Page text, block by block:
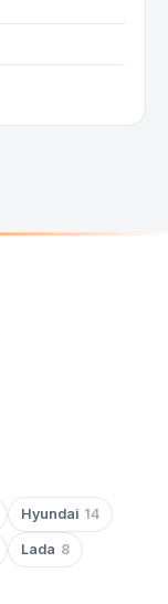
Hyundai 14
Lada 8